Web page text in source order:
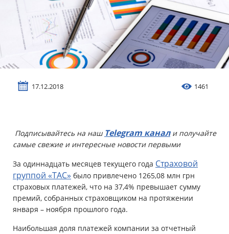
Туристическая
Автозащита
Справочник компаний
Новости
Партнерская программа
Реферальная программа
17.12.2018 1461
Подписывайтесь на наш Telegram канали получайте
самые свежие и интересные новости первыми
За одиннадцать месяцев текущего года Страховой
группой «ТАС» было привлечено 1265,08 млн грн
страховых платежей, что на 37,4% превышает сумму
премий, собранных страховщиком на протяжении
января – ноября прошлого года.
Наибольшая доля платежей компании за отчетный